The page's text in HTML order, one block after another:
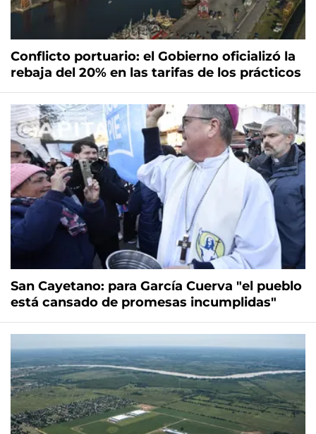
Conflicto portuario: el Gobierno oficializó la
rebaja del 20% en las tarifas de los prácticos
San Cayetano: para García Cuerva "el pueblo
está cansado de promesas incumplidas"